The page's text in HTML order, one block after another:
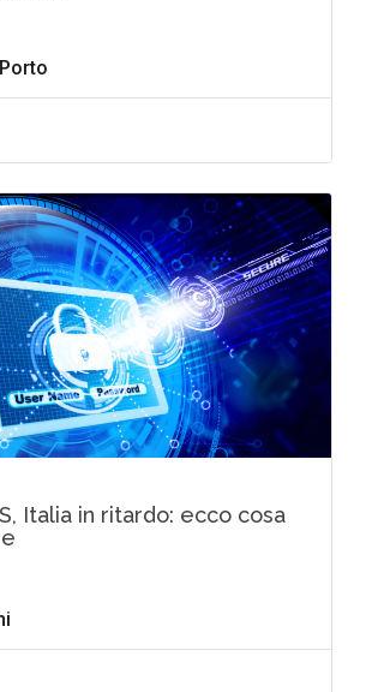
Italia in ritardo: ecco cosa